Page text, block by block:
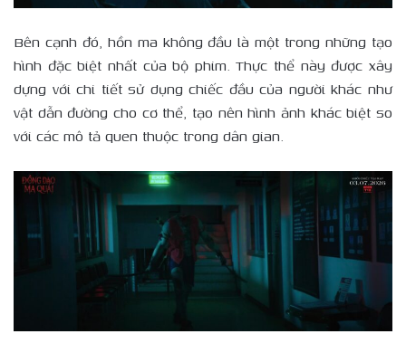
Bên cạnh đó, hồn ma không đầu là một trong những tạo
hình đặc biệt nhất của bộ phim. Thực thể này được xây
dựng với chi tiết sử dụng chiếc đầu của người khác như
vật dẫn đường cho cơ thể, tạo nên hình ảnh khác biệt so
với các mô tả quen thuộc trong dân gian.